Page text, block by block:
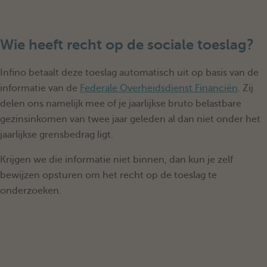
Wie heeft recht op de sociale toeslag?
Infino betaalt deze toeslag automatisch uit op basis van de
informatie van de Federale Overheidsdienst Financiën. Zij
delen ons namelijk mee of je jaarlijkse bruto belastbare
gezinsinkomen van twee jaar geleden al dan niet onder het
jaarlijkse grensbedrag ligt.
Krijgen we die informatie niet binnen, dan kun je zelf
bewijzen opsturen om het recht op de toeslag te
onderzoeken.